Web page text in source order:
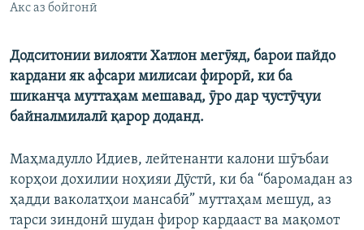
Акс аз бойгонӣ
Додситонии вилояти Хатлон мегӯяд, барои пайдо
кардани як афсари милисаи фирорӣ, ки ба
шиканҷа муттаҳам мешавад, ӯро дар ҷустӯҷуи
байналмилалӣ қарор доданд.
Маҳмадулло Идиев, лейтенанти калони шӯъбаи
корҳои дохилии ноҳияи Дӯстӣ, ки ба “баромадан аз
ҳадди ваколатҳои мансабӣ” муттаҳам мешуд, аз
тарси зиндонӣ шудан фирор кардааст ва мақомот